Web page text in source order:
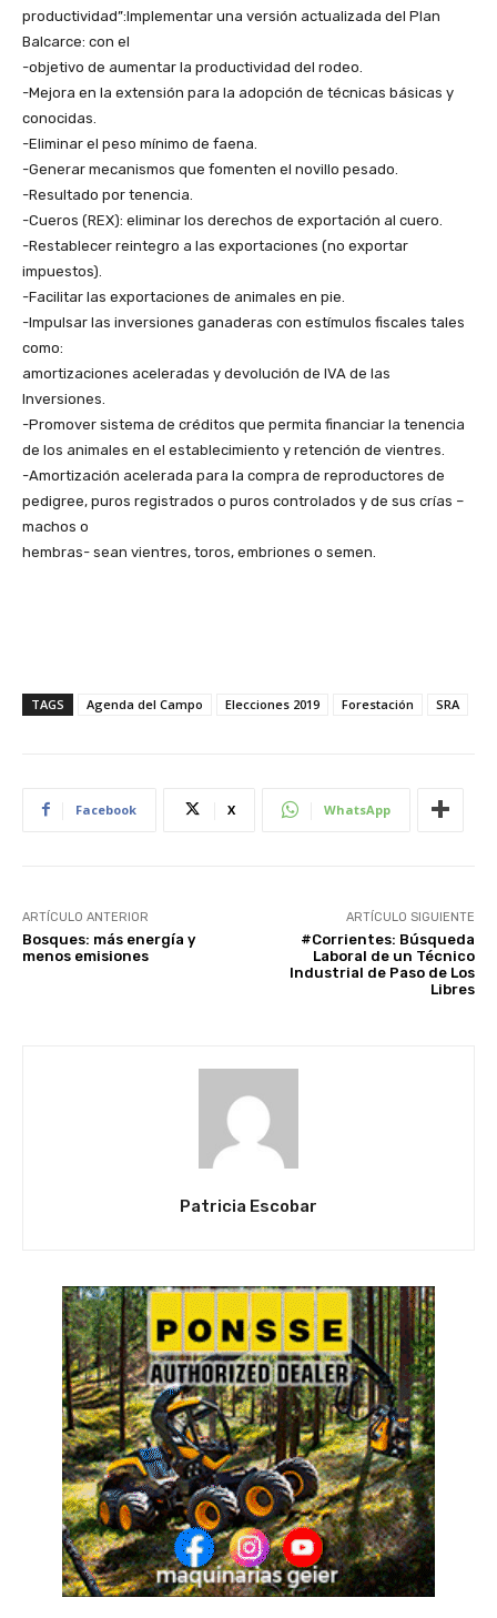
productividad”:Implementar una versión actualizada del Plan
Balcarce: con el
-objetivo de aumentar la productividad del rodeo.
-Mejora en la extensión para la adopción de técnicas básicas y
conocidas.
-Eliminar el peso mínimo de faena.
-Generar mecanismos que fomenten el novillo pesado.
-Resultado por tenencia.
-Cueros (REX): eliminar los derechos de exportación al cuero.
-Restablecer reintegro a las exportaciones (no exportar
impuestos).
-Facilitar las exportaciones de animales en pie.
-Impulsar las inversiones ganaderas con estímulos fiscales tales
como:
amortizaciones aceleradas y devolución de IVA de las
Inversiones.
-Promover sistema de créditos que permita financiar la tenencia
de los animales en el establecimiento y retención de vientres.
-Amortización acelerada para la compra de reproductores de
pedigree, puros registrados o puros controlados y de sus crías –
machos o
hembras- sean vientres, toros, embriones o semen.
TAGS Agenda del Campo Elecciones 2019 Forestación SRA
Facebook X WhatsApp
ARTÍCULO ANTERIOR
Bosques: más energía y
menos emisiones
ARTÍCULO SIGUIENTE
#Corrientes: Búsqueda
Laboral de un Técnico
Industrial de Paso de Los
Libres
Patricia Escobar